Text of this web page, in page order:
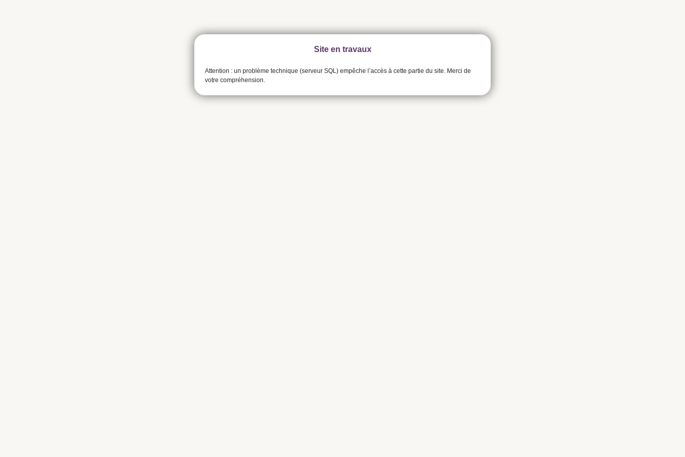
Site en travaux
Attention : un problème technique (serveur SQL) empêche l’accès à cette partie du site. Merci de
votre compréhension.